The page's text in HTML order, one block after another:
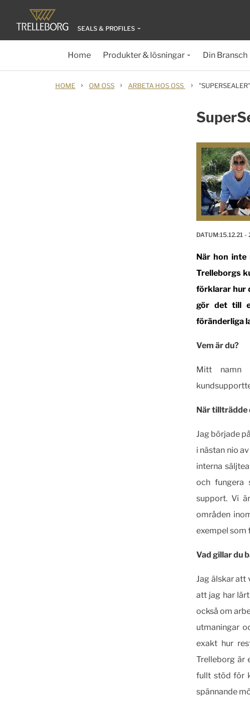
SEALS & PROFILES
Home Produkter & lösningar Din Bransch
HOME › OM OSS › ARBETA HOS OSS ›
DATUM:15.12.21 -
När hon inte
Trelleborgs
förklarar hur
gör det till
föränderliga
Vem är du?
Mitt namn
När tillträdde
Jag började
i nästan nio
interna
och fungera
support. Vi
områden
exempel som
Vad gillar du
Jag älskar att
att jag har
också om
utmaningar
exakt hur
Trelleborg är
fullt stöd för
spännande